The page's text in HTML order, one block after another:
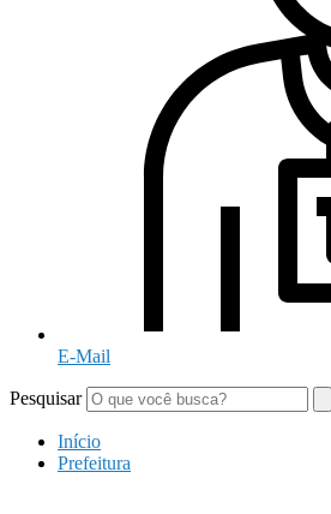
E-Mail
Pesquisar
Início
Prefeitura